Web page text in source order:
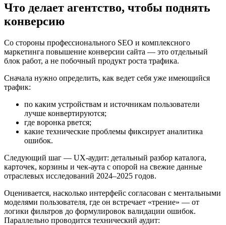
Что делает агентство, чтобы поднять
конверсию
Со стороны профессионального SEO и комплексного
маркетинга повышение конверсии сайта — это отдельный
блок работ, а не побочный продукт роста трафика.
Сначала нужно определить, как ведет себя уже имеющийся
трафик:
по каким устройствам и источникам пользователи
лучше конвертируются;
где воронка рвется;
какие технические проблемы фиксирует аналитика
ошибок.
Следующий шаг — UX‑аудит: детальный разбор каталога,
карточек, корзины и чек‑аута с опорой на свежие данные
отраслевых исследований 2024–2025 годов.
Оценивается, насколько интерфейс согласован с ментальными
моделями пользователя, где он встречает «трение» — от
логики фильтров до формулировок валидации ошибок.
Параллельно проводится технический аудит: